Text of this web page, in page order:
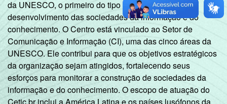
da UNESCO, o primeiro do tipo dedicado ao
desenvolvimento das sociedades da informação e do
conhecimento. O Centro está vinculado ao Setor de
Comunicação e Informação (CI), uma das cinco áreas da
UNESCO. Ele contribui para que os objetivos estratégicos
da organização sejam atingidos, fortalecendo seus
esforços para monitorar a construção de sociedades da
informação e do conhecimento. O escopo de atuação do